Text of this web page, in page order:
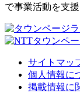
で事業活動を支援
サイトマッ
個人情報に
掲載情報に